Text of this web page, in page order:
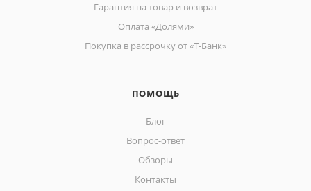
Гарантия на товар и возврат
Оплата «Долями»
Покупка в рассрочку от «Т-Банк»
ПОМОЩЬ
Блог
Вопрос-ответ
Обзоры
Контакты